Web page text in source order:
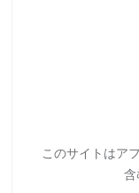
このサイトはア
含